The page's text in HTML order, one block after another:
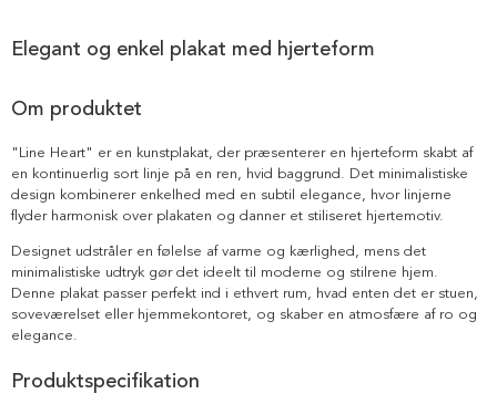
Elegant og enkel plakat med hjerteform
Om produktet
"Line Heart" er en kunstplakat, der præsenterer en hjerteform skabt af
en kontinuerlig sort linje på en ren, hvid baggrund. Det minimalistiske
design kombinerer enkelhed med en subtil elegance, hvor linjerne
flyder harmonisk over plakaten og danner et stiliseret hjertemotiv.
Designet udstråler en følelse af varme og kærlighed, mens det
minimalistiske udtryk gør det ideelt til moderne og stilrene hjem.
Denne plakat passer perfekt ind i ethvert rum, hvad enten det er stuen,
soveværelset eller hjemmekontoret, og skaber en atmosfære af ro og
elegance.
Produktspecifikation